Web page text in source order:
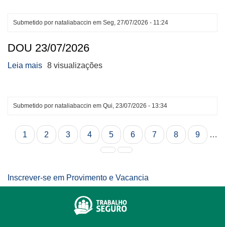
Submetido por nataliabaccin em Seg, 27/07/2026 - 11:24
DOU 23/07/2026
Leia mais sobre
8 visualizações
Submetido por nataliabaccin em Qui, 23/07/2026 - 13:34
Paginação
1 2 3 4 5 6 7 8 9 …
Inscrever-se em Provimento e Vacancia